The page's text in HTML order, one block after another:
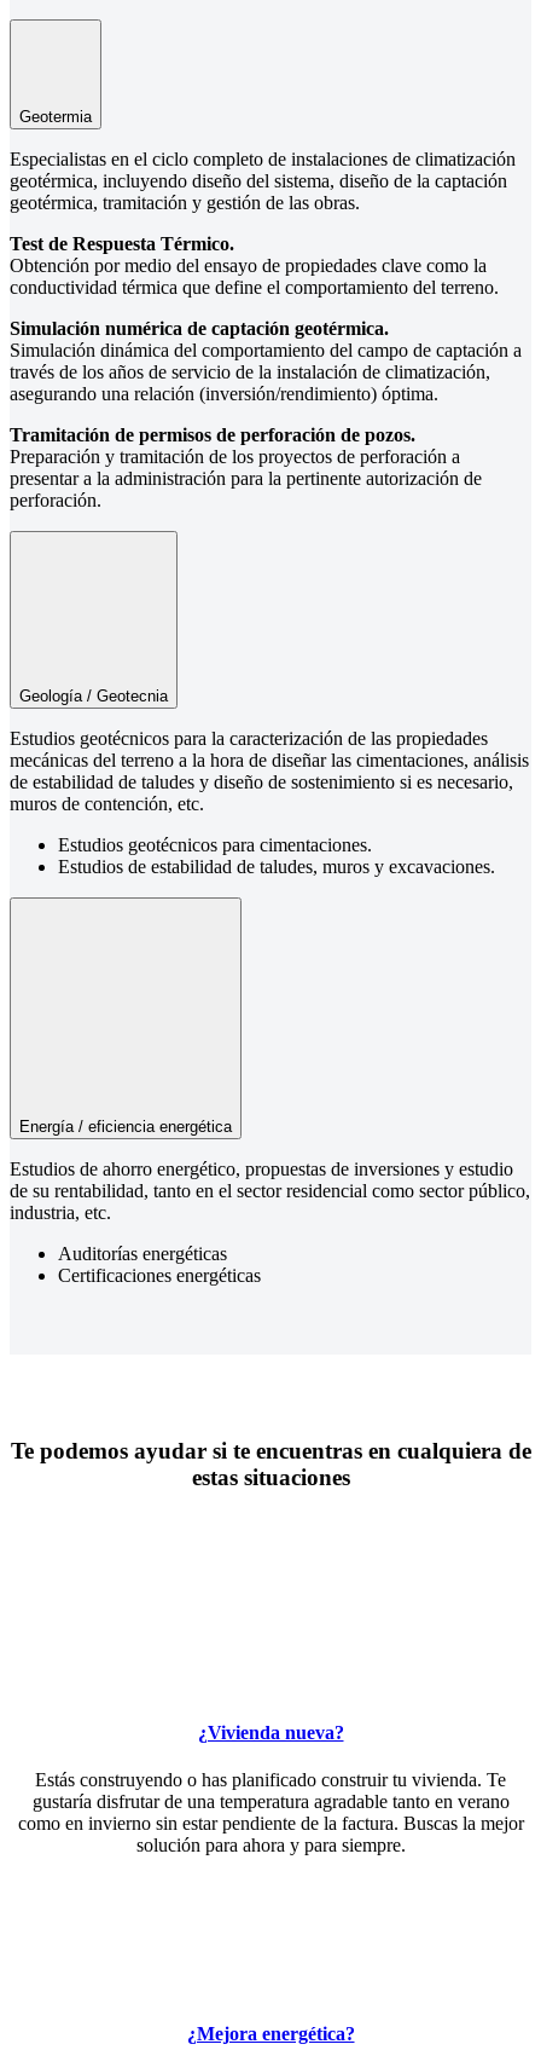
Geotermia
Especialistas en el ciclo completo de instalaciones de climatización
geotérmica, incluyendo diseño del sistema, diseño de la captación
geotérmica, tramitación y gestión de las obras.
Test de Respuesta Térmico.
Obtención por medio del ensayo de propiedades clave como la
conductividad térmica que define el comportamiento del terreno.
Simulación numérica de captación geotérmica.
Simulación dinámica del comportamiento del campo de captación a
través de los años de servicio de la instalación de climatización,
asegurando una relación (inversión/rendimiento) óptima.
Tramitación de permisos de perforación de pozos.
Preparación y tramitación de los proyectos de perforación a
presentar a la administración para la pertinente autorización de
perforación.
Geología / Geotecnia
Estudios geotécnicos para la caracterización de las propiedades
mecánicas del terreno a la hora de diseñar las cimentaciones, análisis
de estabilidad de taludes y diseño de sostenimiento si es necesario,
muros de contención, etc.
Estudios geotécnicos para cimentaciones.
Estudios de estabilidad de taludes, muros y excavaciones.
Energía / eficiencia energética
Estudios de ahorro energético, propuestas de inversiones y estudio
de su rentabilidad, tanto en el sector residencial como sector público,
industria, etc.
Auditorías energéticas
Certificaciones energéticas
Te podemos ayudar si te encuentras en cualquiera de
estas situaciones
¿Vivienda nueva?
Estás construyendo o has planificado construir tu vivienda. Te
gustaría disfrutar de una temperatura agradable tanto en verano
como en invierno sin estar pendiente de la factura. Buscas la mejor
solución para ahora y para siempre.
¿Mejora energética?